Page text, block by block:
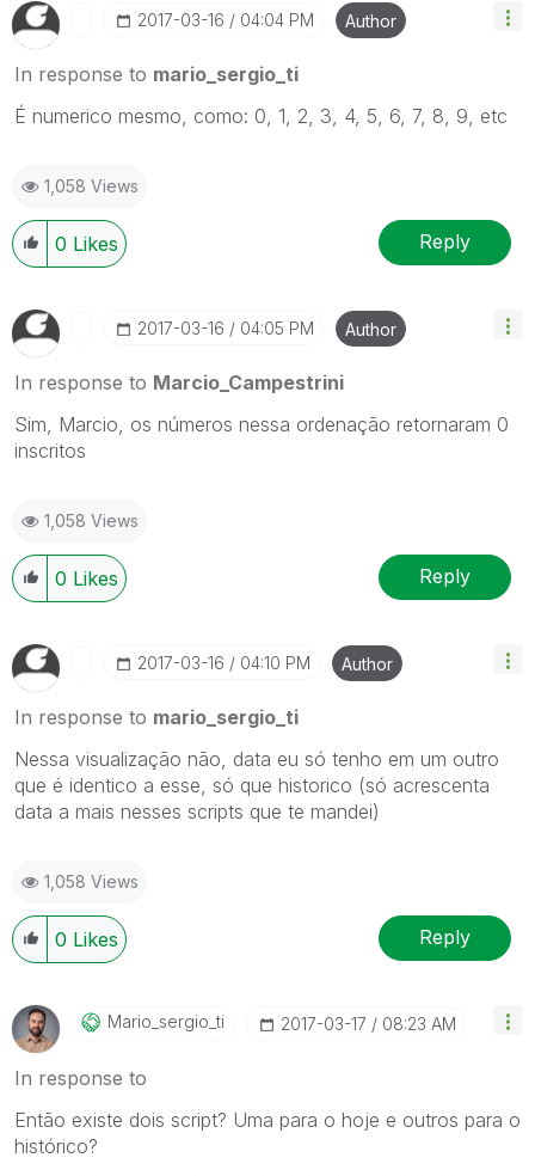
‎2017-03-16 04:04 PM Author
In response to mario_sergio_ti
É numerico mesmo, como: 0, 1, 2, 3, 4, 5, 6, 7, 8, 9, etc
1,058 Views
0 Likes Reply
‎2017-03-16 04:05 PM Author
In response to Marcio_Campestrini
Sim, Marcio, os números nessa ordenação retornaram 0
inscritos
1,058 Views
0 Likes Reply
‎2017-03-16 04:10 PM Author
In response to mario_sergio_ti
Nessa visualização não, data eu só tenho em um outro
que é identico a esse, só que historico (só acrescenta
data a mais nesses scripts que te mandei)
1,058 Views
0 Likes Reply
Mario_sergio_ti ‎2017-03-17 08:23 AM
In response to
Então existe dois script? Uma para o hoje e outros para o
histórico?